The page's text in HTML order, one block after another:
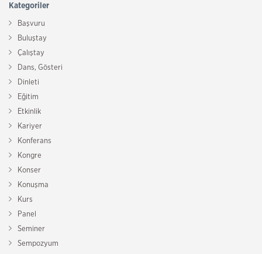
Kategoriler
Başvuru
Buluştay
Çalıştay
Dans, Gösteri
Dinleti
Eğitim
Etkinlik
Kariyer
Konferans
Kongre
Konser
Konuşma
Kurs
Panel
Seminer
Sempozyum